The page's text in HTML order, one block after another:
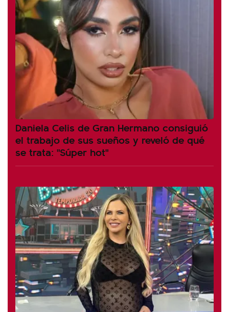
Daniela Celis de Gran Hermano consiguió
el trabajo de sus sueños y reveló de qué
se trata: "Súper hot"